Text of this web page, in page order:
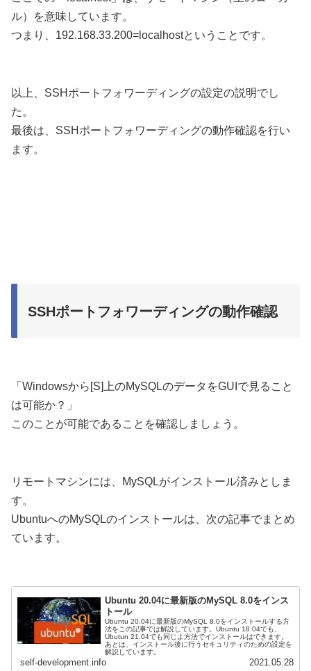
ル）を意味しています。
つまり、192.168.33.200=localhostということです。
以上、SSHポートフォワーディングの設定の説明でし
た。
最後は、SSHポートフォワーディングの動作確認を行い
ます。
SSHポートフォワーディングの動作確認
「Windowsから[S]上のMySQLのデータをGUIで見ること
は可能か？」
このことが可能であることを確認しましょう。
リモートマシンには、MySQLがインストール済みとしま
す。
UbuntuへのMySQLのインストールは、次の記事でまとめ
ています。
Ubuntu 20.04に最新版のMySQL 8.0をインス
トール
Ubuntu 20.04に最新版のMySQL 8.0をインストールする方
法をこの記事では解説しています。Ubuntu 18.04でも、
Ubutun 21.04でも同じよ方法でインストールはできます。
あとは、インストール後に行うセキュリティのための設定を
解説しています。
self-development.info 2021.05.28